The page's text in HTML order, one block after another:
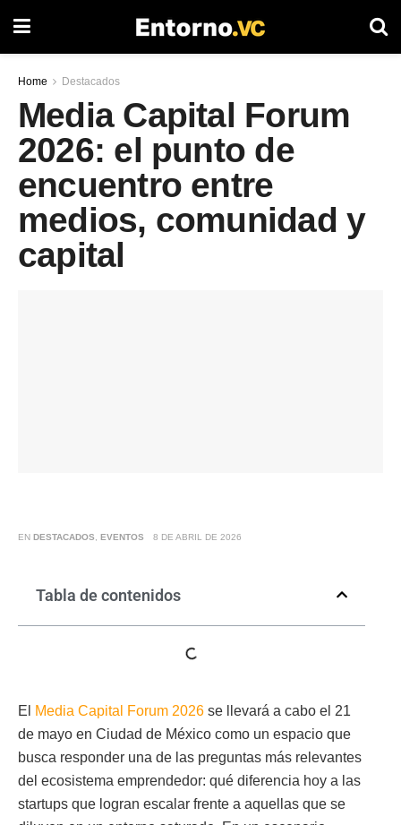
Home Destacados
Media Capital Forum
2026: el punto de
encuentro entre
medios, comunidad y
capital
EN DESTACADOS EVENTOS 8 DE ABRIL DE 2026
Tabla de contenidos
El Media Capital Forum 2026 se llevará a cabo el 21
de mayo en Ciudad de México como un espacio que
busca responder una de las preguntas más relevantes
del ecosistema emprendedor: qué diferencia hoy a las
startups que logran escalar frente a aquellas que se